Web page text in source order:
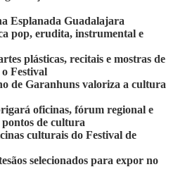
Esplanada Guadalajara
pop, erudita, instrumental e
plásticas, recitais e mostras de
Festival
de Garanhuns valoriza a cultura
oficinas, fórum regional e
de cultura
culturais do Festival de
selecionados para expor no